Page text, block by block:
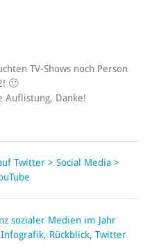
TV-Shows noch Person
🙂
Auflistung, Danke!
Twitter > Social Media >
sozialer Medien im Jahr
Rückblick, Twitter